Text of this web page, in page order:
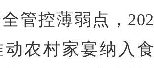
管控薄弱点，
动农村家宴纳入